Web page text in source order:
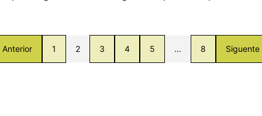
Anterior 1 2 3 4 5 … 8 Siguente